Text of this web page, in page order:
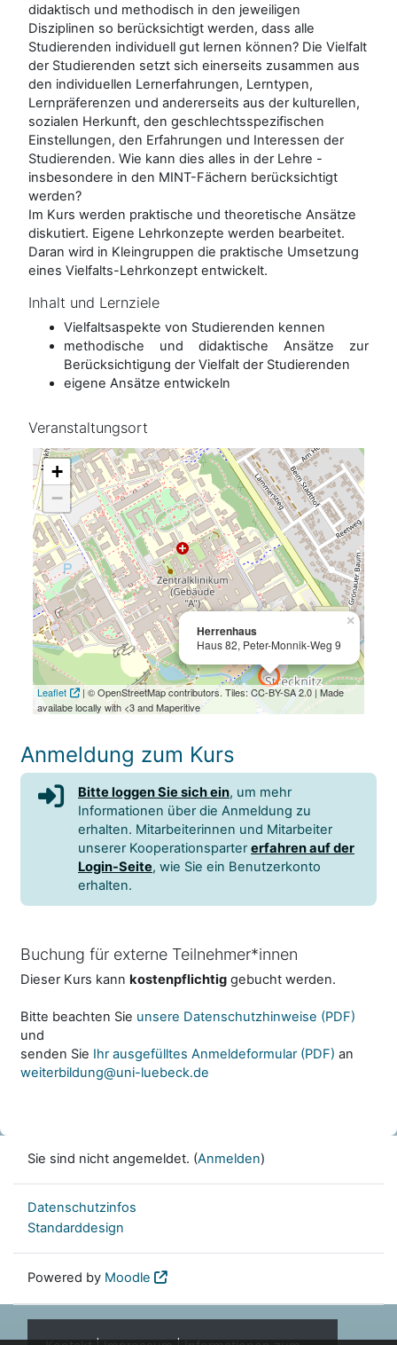
didaktisch und methodisch in den jeweiligen
Disziplinen so berücksichtigt werden, dass alle
Studierenden individuell gut lernen können? Die Vielfalt
der Studierenden setzt sich einerseits zusammen aus
den individuellen Lernerfahrungen, Lerntypen,
Lernpräferenzen und andererseits aus der kulturellen,
sozialen Herkunft, den geschlechtsspezifischen
Einstellungen, den Erfahrungen und Interessen der
Studierenden. Wie kann dies alles in der Lehre -
insbesondere in den MINT-Fächern berücksichtigt
werden?
Im Kurs werden praktische und theoretische Ansätze
diskutiert. Eigene Lehrkonzepte werden bearbeitet.
Daran wird in Kleingruppen die praktische Umsetzung
eines Vielfalts-Lehrkonzept entwickelt.
Inhalt und Lernziele
Vielfaltsaspekte von Studierenden kennen
methodische und didaktische Ansätze zur
Berücksichtigung der Vielfalt der Studierenden
eigene Ansätze entwickeln
Veranstaltungsort
Herrenhaus
Haus 82, Peter-Monnik-Weg 9
×
+
−
Leaflet
| © OpenStreetMap contributors. Tiles: CC-BY-SA 2.0 | Made
availabe locally with <3 and Maperitive
Anmeldung zum Kurs
Bitte loggen Sie sich ein, um mehr
Informationen über die Anmeldung zu
erhalten. Mitarbeiterinnen und Mitarbeiter
unserer Kooperationsparter erfahren auf der
Login-Seite, wie Sie ein Benutzerkonto
erhalten.
Buchung für externe Teilnehmer*innen
Dieser Kurs kann kostenpflichtig gebucht werden.
Bitte beachten Sie unsere Datenschutzhinweise (PDF)
und
senden Sie Ihr ausgefülltes Anmeldeformular (PDF) an
weiterbildung@uni-luebeck.de
Sie sind nicht angemeldet. (Anmelden)
Datenschutzinfos
Standarddesign
Powered by Moodle